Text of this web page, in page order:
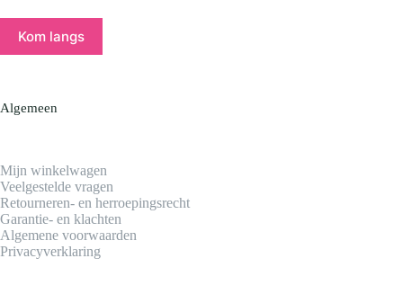
Kom langs
Algemeen
Mijn winkelwagen
Veelgestelde vragen
Retourneren- en herroepingsrecht
Garantie- en klachten
Algemene voorwaarden
Privacyverklaring